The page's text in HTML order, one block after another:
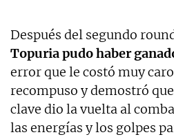
Después del segundo
Topuria pudo haber
error que le costó muy
recompuso y demostró
clave dio la vuelta al
las energías y los golpes